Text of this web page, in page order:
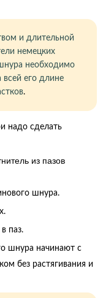
и длительной
немецких
необходимо
всей его длине
.
надо сделать
из пазов
шнура.
паз.
шнура начинают с
без растягивания и